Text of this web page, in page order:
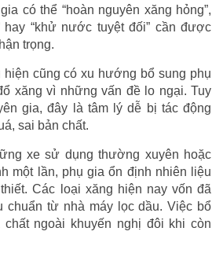
có thể “hoàn nguyên xăng hỏng”,
hay “khử nước tuyệt đối” cần được
trọng.
cũng có xu hướng bổ sung phụ
xăng vì những vấn đề lo ngại. Tuy
gia, đây là tâm lý dễ bị tác động
sai bản chất.
xe sử dụng thường xuyên hoặc
một lần, phụ gia ổn định nhiên liệu
Các loại xăng hiện nay vốn đã
chuẩn từ nhà máy lọc dầu. Việc bổ
ngoài khuyến nghị đôi khi còn